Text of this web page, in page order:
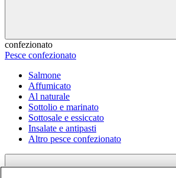
confezionato
Pesce confezionato
Salmone
Affumicato
Al naturale
Sottolio e marinato
Sottosale e essiccato
Insalate e antipasti
Altro pesce confezionato